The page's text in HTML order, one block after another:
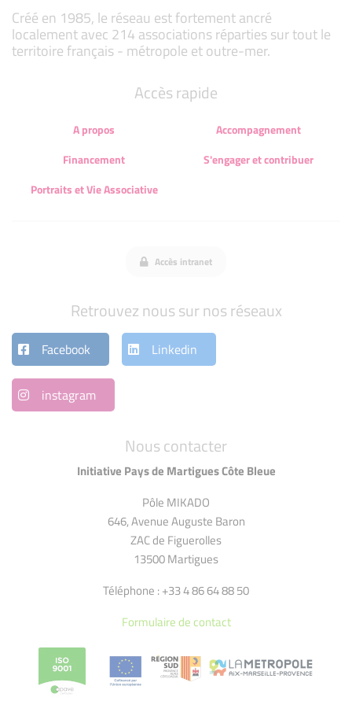
Créé en 1985, le réseau est fortement ancré
localement avec 214 associations réparties sur tout le
territoire français - métropole et outre-mer.
Nous contacter
Initiative Pays de Martigues Côte Bleue
Pôle MIKADO
646, Avenue Auguste Baron
ZAC de Figuerolles
13500 Martigues
Téléphone : +33 4 86 64 88 50
Formulaire de contact
Accès rapide
A propos
Accompagnement
Financement
S'engager et contribuer
Portraits et Vie Associative
Accès intranet
Retrouvez nous sur nos réseaux
Facebook Linkedin
instagram